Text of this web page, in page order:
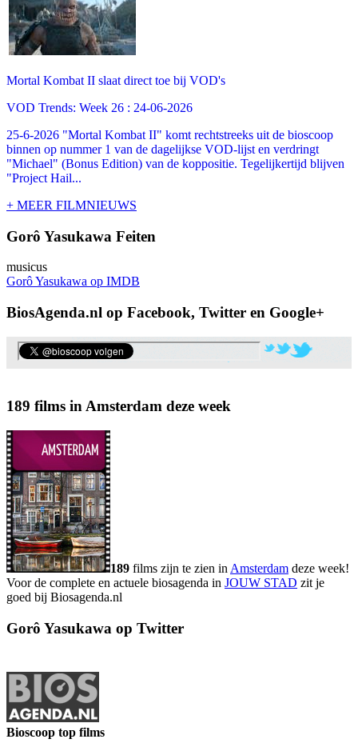
Mortal Kombat II slaat direct toe bij VOD's
VOD Trends: Week 26 : 24-06-2026
25-6-2026 "Mortal Kombat II" komt rechtstreeks uit de bioscoop
binnen op nummer 1 van de dagelijkse VOD-lijst en verdringt
"Michael" (Bonus Edition) van de koppositie. Tegelijkertijd blijven
"Project Hail...
+ MEER FILMNIEUWS
Gorô Yasukawa Feiten
musicus
Gorô Yasukawa op IMDB
BiosAgenda.nl op Facebook, Twitter en Google+
189 films in Amsterdam deze week
189 films zijn te zien in Amsterdam deze week!
Voor de complete en actuele biosagenda in JOUW STAD zit je
goed bij Biosagenda.nl
Gorô Yasukawa op Twitter
Bioscoop top films